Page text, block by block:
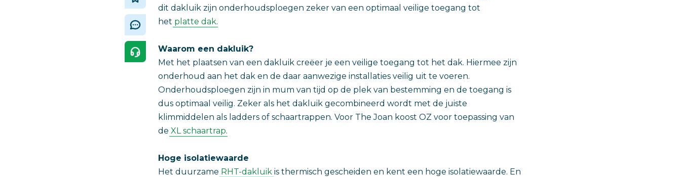
dit dakluik zijn onderhoudsploegen zeker van een optimaal veilige toegang tot
het platte dak.
Waarom een dakluik?
Met het plaatsen van een dakluik creëer je een veilige toegang tot het dak. Hiermee zijn
onderhoud aan het dak en de daar aanwezige installaties veilig uit te voeren.
Onderhoudsploegen zijn in mum van tijd op de plek van bestemming en de toegang is
dus optimaal veilig. Zeker als het dakluik gecombineerd wordt met de juiste
klimmiddelen als ladders of schaartrappen. Voor The Joan koost OZ voor toepassing van
de XL schaartrap.
Hoge isolatiewaarde
Het duurzame RHT-dakluik is thermisch gescheiden en kent een hoge isolatiewaarde. En